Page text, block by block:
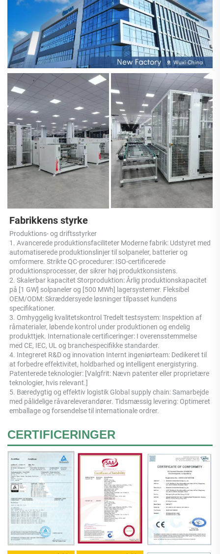
Fabrikkens styrke
Produktions- og driftsstyrker
1. Avancerede produktionsfaciliteter Moderne fabrik: Udstyret med
automatiserede produktionslinjer til solpaneler, batterier og
omformere. Strikte QC-procedurer: ISO-certificerede
produktionsprocesser, der sikrer høj produktkonsistens.
2. Skalerbar kapacitet Storproduktion: Årlig produktionskapacitet
på [1 GW] solpaneler og [500 MWh] lagersystemer. Fleksibel
OEM/ODM: Skræddersyede løsninger tilpasset kundens
specifikationer.
3. Omhyggelig kvalitetskontrol Tredelt testsystem: Inspektion af
råmaterialer, løbende kontrol under produktionen og endelig
produkttjek. Internationale certificeringer: I overensstemmelse
med CE, IEC, UL og branchespecifikke standarder.
4. Integreret R&D og innovation Internt ingeniørteam: Dedikeret til
at forbedre effektivitet, holdbarhed og intelligent energistyring.
Patenterede teknologier: [Valgfrit: Nævn patenter eller proprietære
teknologier, hvis relevant.]
5. Bæredygtig og effektiv logistik Global supply chain: Samarbejde
med pålidelige råvareleverandører. Tidsmæssig levering: Optimeret
emballage og forsendelse til internationale ordrer.
CERTIFICERINGER